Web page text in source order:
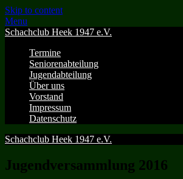
Skip to content
Menu
Schachclub Heek 1947 e.V.
Termine
Seniorenabteilung
Jugendabteilung
Über uns
Vorstand
Impressum
Datenschutz
Schachclub Heek 1947 e.V.
Jugendversammlung 2016